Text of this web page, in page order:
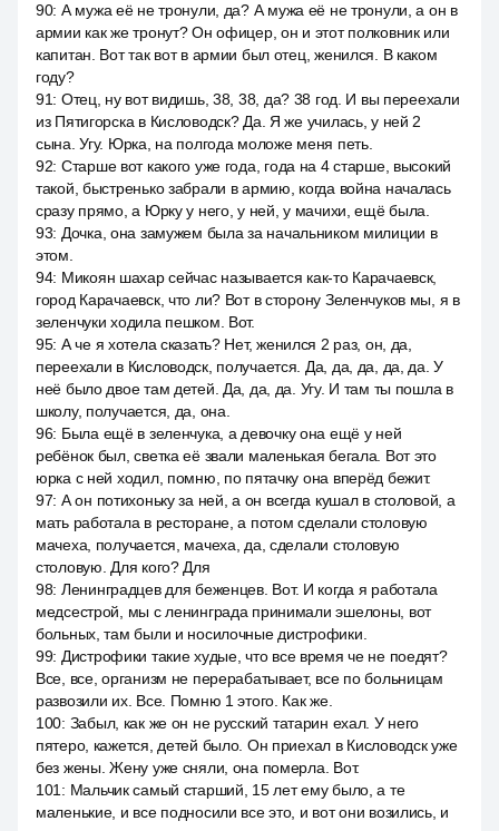
90: А мужа её не тронули, да? А мужа её не тронули, а он в
армии как же тронут? Он офицер, он и этот полковник или
капитан. Вот так вот в армии был отец, женился. В каком
году?
91: Отец, ну вот видишь, 38, 38, да? 38 год. И вы переехали
из Пятигорска в Кисловодск? Да. Я же училась, у ней 2
сына. Угу. Юрка, на полгода моложе меня петь.
92: Старше вот какого уже года, года на 4 старше, высокий
такой, быстренько забрали в армию, когда война началась
сразу прямо, а Юрку у него, у ней, у мачихи, ещё была.
93: Дочка, она замужем была за начальником милиции в
этом.
94: Микоян шахар сейчас называется как-то Карачаевск,
город Карачаевск, что ли? Вот в сторону Зеленчуков мы, я в
зеленчуки ходила пешком. Вот.
95: А че я хотела сказать? Нет, женился 2 раз, он, да,
переехали в Кисловодск, получается. Да, да, да, да, да. У
неё было двое там детей. Да, да, да. Угу. И там ты пошла в
школу, получается, да, она.
96: Была ещё в зеленчука, а девочку она ещё у ней
ребёнок был, светка её звали маленькая бегала. Вот это
юрка с ней ходил, помню, по пятачку она вперёд бежит.
97: А он потихоньку за ней, а он всегда кушал в столовой, а
мать работала в ресторане, а потом сделали столовую
мачеха, получается, мачеха, да, сделали столовую
столовую. Для кого? Для
98: Ленинградцев для беженцев. Вот. И когда я работала
медсестрой, мы с ленинграда принимали эшелоны, вот
больных, там были и носилочные дистрофики.
99: Дистрофики такие худые, что все время че не поедят?
Все, все, организм не перерабатывает, все по больницам
развозили их. Все. Помню 1 этого. Как же.
100: Забыл, как же он не русский татарин ехал. У него
пятеро, кажется, детей было. Он приехал в Кисловодск уже
без жены. Жену уже сняли, она померла. Вот.
101 : Мальчик самый старший, 15 лет ему было, а те
маленькие, и все подносили все это, и вот они возились, и